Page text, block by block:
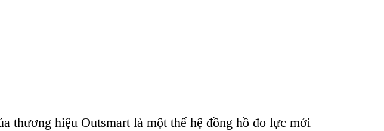
thương hiệu Outsmart là một thế hệ đồng hồ đo lực mới